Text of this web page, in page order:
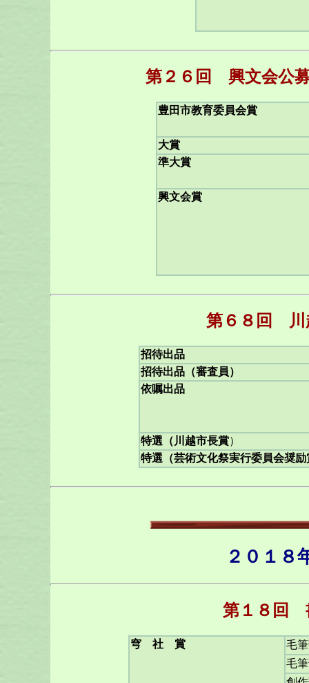
第２６回 興文会公
豊田市教育委員会賞
大賞
準大賞
興文会賞
第６８回 川
招待出品
招待出品（審査員）
依嘱出品
特選（川越市長賞）
特選（芸術文化祭実行委員会奨励
２０１８
第１８回
穹 社 賞
毛
毛